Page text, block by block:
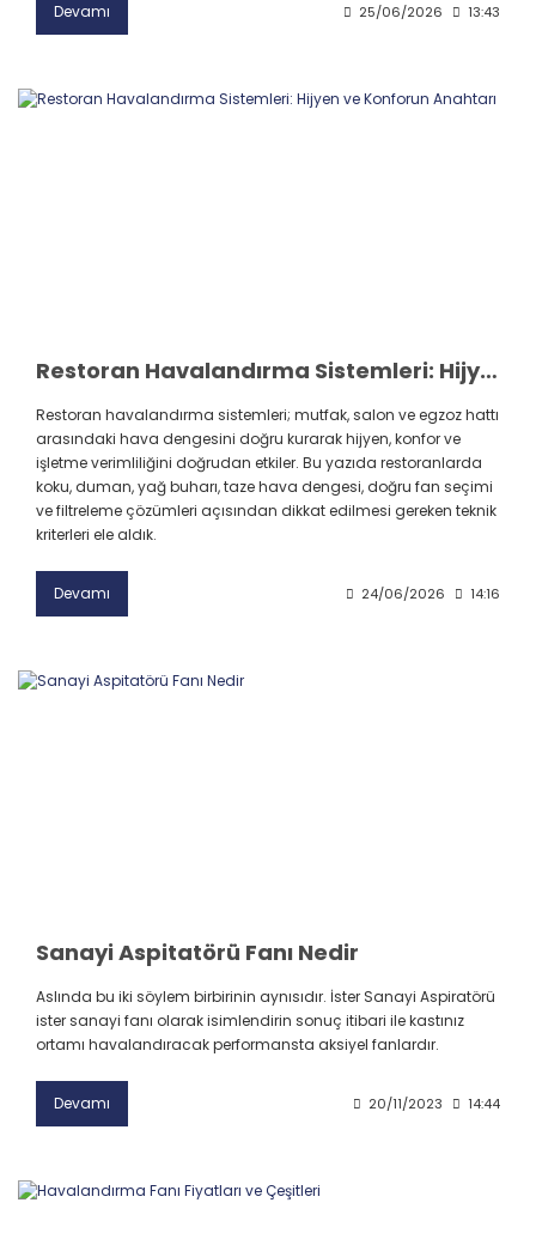
Devamı 25/06/2026 13:43
Restoran Havalandırma Sistemleri: Hijyen ve Konforun Anahtarı
Restoran havalandırma sistemleri; mutfak, salon ve egzoz hattı
arasındaki hava dengesini doğru kurarak hijyen, konfor ve
işletme verimliliğini doğrudan etkiler. Bu yazıda restoranlarda
koku, duman, yağ buharı, taze hava dengesi, doğru fan seçimi
ve filtreleme çözümleri açısından dikkat edilmesi gereken teknik
kriterleri ele aldık.
Devamı 24/06/2026 14:16
Sanayi Aspitatörü Fanı Nedir
Aslında bu iki söylem birbirinin aynısıdır. İster Sanayi Aspiratörü
ister sanayi fanı olarak isimlendirin sonuç itibari ile kastınız
ortamı havalandıracak performansta aksiyel fanlardır.
Devamı 20/11/2023 14:44